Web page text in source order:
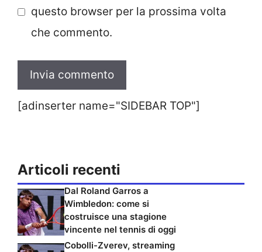
questo browser per la prossima volta
che commento.
[adinserter name="SIDEBAR TOP"]
Articoli recenti
Dal Roland Garros a
Wimbledon: come si
costruisce una stagione
vincente nel tennis di oggi
Cobolli-Zverev, streaming